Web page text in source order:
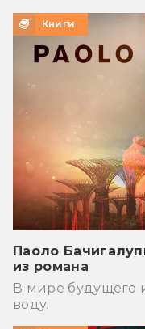
Книги
Паоло
из романа
В мире будущего
воду.